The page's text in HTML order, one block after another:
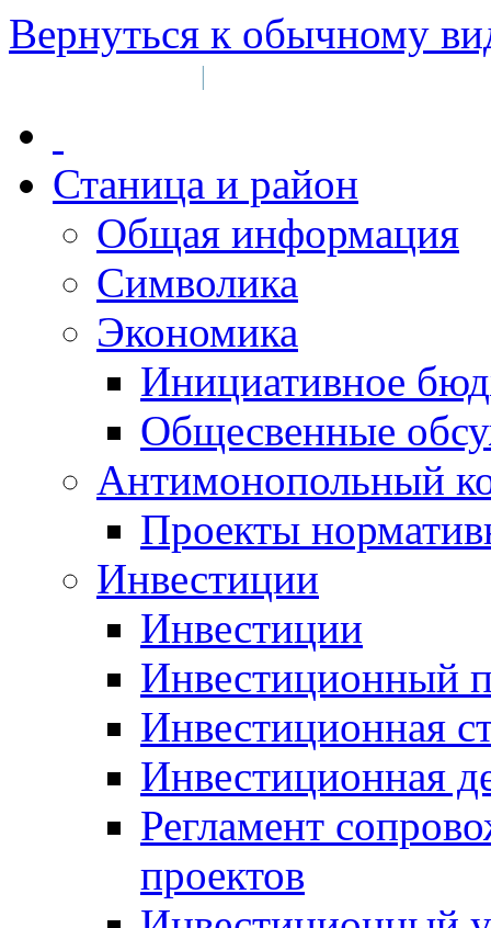
Вернуться к обычному
|
Станица и район
Общая информация
Символика
Экономика
Инициативное
Общесвенные
Антимонопольный
Проекты
Инвестиции
Инвестиции
Инвестиционный
Инвестиционная
Инвестиционная
Регламент
проектов